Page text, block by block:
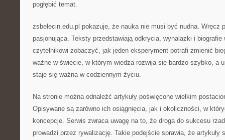
pogłębić temat.
zsbelecin.edu.pl pokazuje, że nauka nie musi być nudna.
pasjonująca. Teksty przedstawiają odkrycia, wynalazki i biografie
czytelnikowi zobaczyć, jak jeden eksperyment potrafi zmienić
ważne w świecie, w którym wiedza rozwija się bardzo szybko, a
staje się ważna w codziennym życiu.
Na stronie można odnaleźć artykuły poświęcone wielkim
Opisywane są zarówno ich osiągnięcia, jak i okoliczności, w
koncepcje. Serwis zwraca uwagę na to, że droga do sukcesu
prowadzi przez rywalizację. Takie podejście sprawia, że artykuły